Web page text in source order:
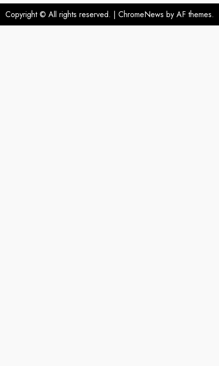
Copyright © All rights reserved. | ChromeNews by AF themes.